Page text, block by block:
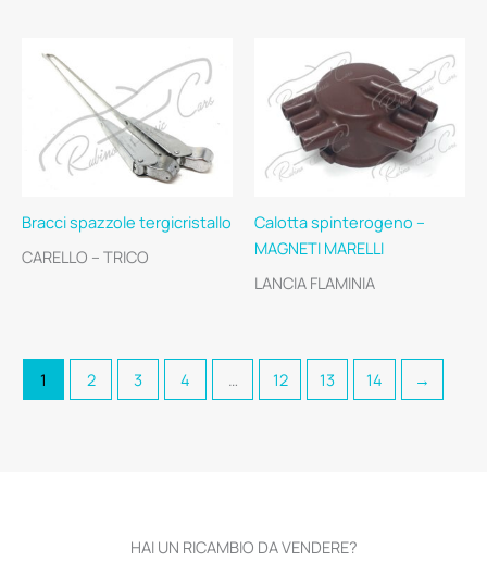
Bracci spazzole tergicristallo
CARELLO – TRICO
Calotta spinterogeno –
MAGNETI MARELLI
LANCIA FLAMINIA
1 2 3 4 … 12 13 14 →
HAI UN RICAMBIO DA VENDERE?